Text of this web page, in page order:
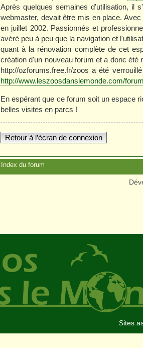
Après quelques semaines d'utilisation, il
webmaster, devait être mis en place.
en juillet 2002. Passionnés et
avéré peu à peu que la navigation et
quant à la rénovation complète de cet
création d'un nouveau forum et a donc été
http://ozforums.free.fr/zoos a été
http://www.leszoosdanslemonde.com/forum
En espérant que ce forum soit un espace
belles visites en parcs !
Retour à l’écran de connexion
Index du forum
Sites